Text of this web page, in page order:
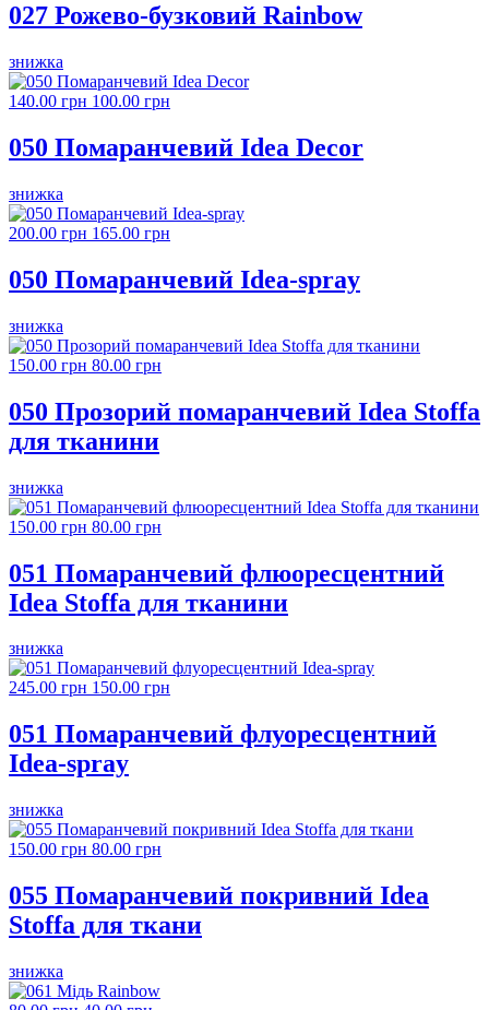
027 Рожево-бузковий Rainbow
знижка
140.00 грн 100.00 грн
050 Помаранчевий Idea Decor
знижка
200.00 грн 165.00 грн
050 Помаранчевий Idea-spray
знижка
150.00 грн 80.00 грн
050 Прозорий помаранчевий Idea Stoffa
для тканини
знижка
150.00 грн 80.00 грн
051 Помаранчевий флюоресцентний
Idea Stoffa для тканини
знижка
245.00 грн 150.00 грн
051 Помаранчевий флуоресцентний
Idea-spray
знижка
150.00 грн 80.00 грн
055 Помаранчевий покривний Idea
Stoffa для ткани
знижка